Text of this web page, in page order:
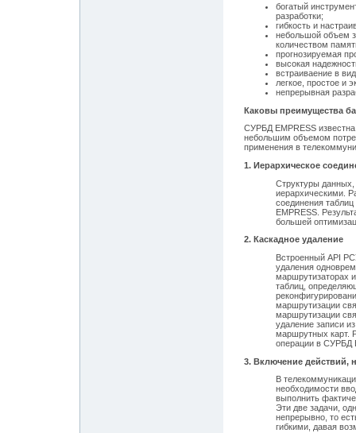
богатый
разработки;
гибкость и
небольшой объем
количеством
прогнозируемая
высокая
встраиваение в
легкое, простое и
непрерывная
Каковы преимущества
СУРБД EMPRESS
небольшим объемом
применения в
1. Иерархическое
Структуры
иерархическими.
соединения
EMPRESS.
большей
2. Каскадное удаление
Встроенный API
удаления
маршрутизаторах
таблиц,
маршрутизации
маршрутизации
удаление записи
маршрутных карт.
операции в СУРБД
3. Включение действий,
В
необходимости
выполнить
Эти две задачи,
непрерывно, то
гибкими, давая